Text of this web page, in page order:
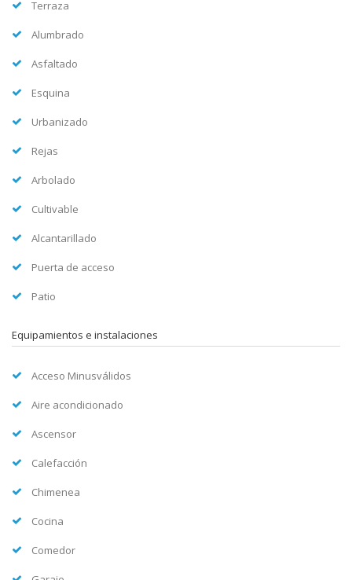
Terraza
Alumbrado
Asfaltado
Esquina
Urbanizado
Rejas
Arbolado
Cultivable
Alcantarillado
Puerta de acceso
Patio
Equipamientos e instalaciones
Acceso Minusválidos
Aire acondicionado
Ascensor
Calefacción
Chimenea
Cocina
Comedor